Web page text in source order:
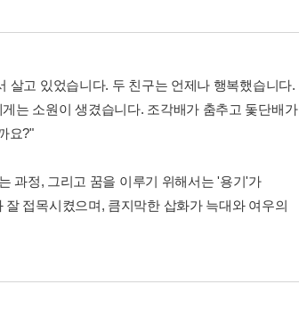
살고 있었습니다. 두 친구는 언제나 행복했습니다.
는 소원이 생겼습니다. 조각배가 춤추고 돛단배가
요?"
과정, 그리고 꿈을 이루기 위해서는 '용기'가
접목시켰으며, 큼지막한 삽화가 늑대와 여우의